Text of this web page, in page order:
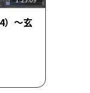
）～玄